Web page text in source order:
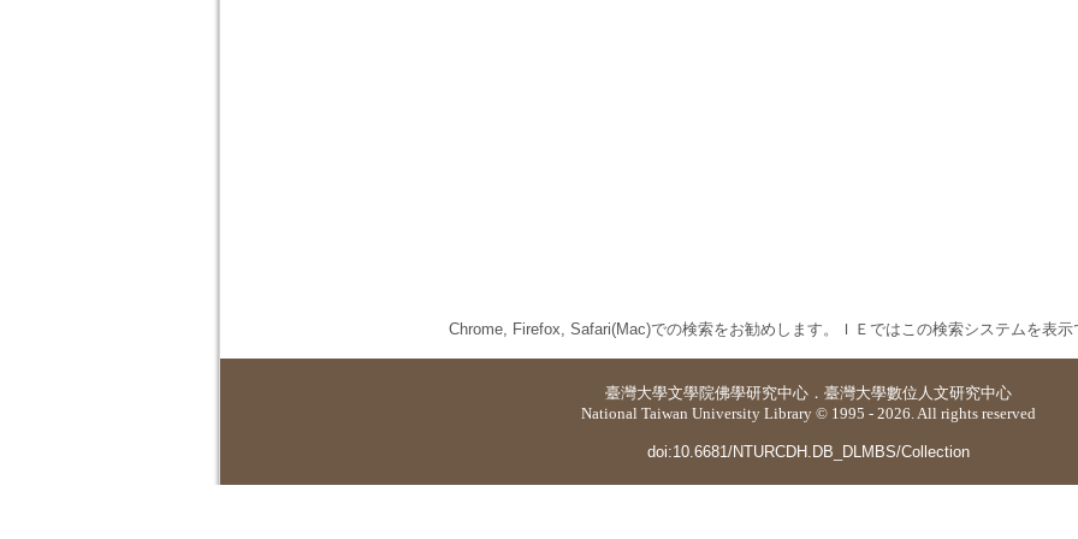
Chrome, Firefox, Safari(Mac)での検索をお勧めします。ＩＥではこの検索システムを表示
臺灣大學文學院佛學研究中心 ． 臺灣大學數位人文研究中心
National Taiwan University Library © 1995 - 2026. All rights reserved
doi:10.6681/NTURCDH.DB_DLMBS/Collection